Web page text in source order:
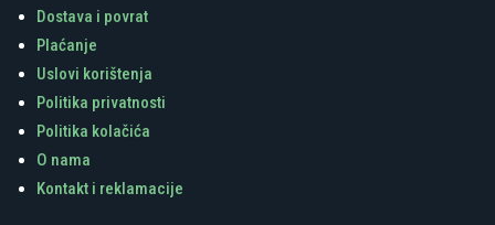
Dostava i povrat
Plaćanje
Uslovi korištenja
Politika privatnosti
Politika kolačića
O nama
Kontakt i reklamacije